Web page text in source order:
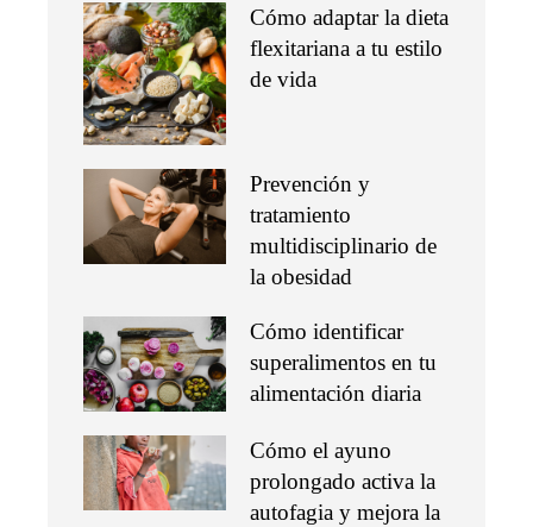
Cómo adaptar la dieta
flexitariana a tu estilo
de vida
Prevención y
tratamiento
multidisciplinario de
la obesidad
Cómo identificar
superalimentos en tu
alimentación diaria
Cómo el ayuno
prolongado activa la
autofagia y mejora la